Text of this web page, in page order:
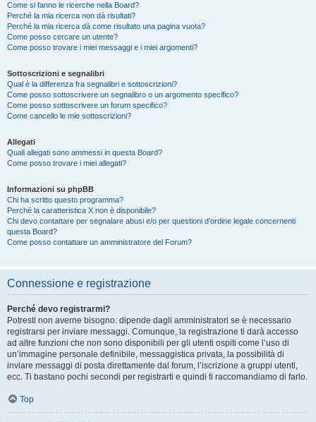
Come si fanno le ricerche nella Board?
Perché la mia ricerca non dà risultati?
Perché la mia ricerca dà come risultato una pagina vuota?
Come posso cercare un utente?
Come posso trovare i miei messaggi e i miei argomenti?
Sottoscrizioni e segnalibri
Qual è la differenza fra segnalibri e sottoscrizioni?
Come posso sottoscrivere un segnalibro o un argomento specifico?
Come posso sottoscrivere un forum specifico?
Come cancello le mie sottoscrizioni?
Allegati
Quali allegati sono ammessi in questa Board?
Come posso trovare i miei allegati?
Informazioni su phpBB
Chi ha scritto questo programma?
Perché la caratteristica X non è disponibile?
Chi devo contattare per segnalare abusi e/o per questioni d’ordine legale concernenti
questa Board?
Come posso contattare un amministratore del Forum?
Connessione e registrazione
Perché devo registrarmi?
Potresti non averne bisogno: dipende dagli amministratori se è necessario
registrarsi per inviare messaggi. Comunque, la registrazione ti darà accesso
ad altre funzioni che non sono disponibili per gli utenti ospiti come l’uso di
un’immagine personale definibile, messaggistica privata, la possibilità di
inviare messaggi di posta direttamente dal forum, l’iscrizione a gruppi utenti,
ecc. Ti bastano pochi secondi per registrarti e quindi ti raccomandiamo di farlo.
Top